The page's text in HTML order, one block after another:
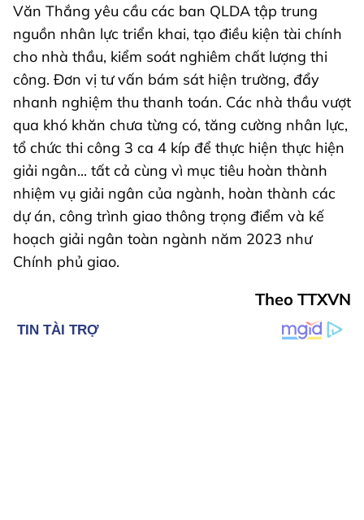
Văn Thắng yêu cầu các ban QLDA tập trung
nguồn nhân lực triển khai, tạo điều kiện tài chính
cho nhà thầu, kiểm soát nghiêm chất lượng thi
công. Đơn vị tư vấn bám sát hiện trường, đẩy
nhanh nghiệm thu thanh toán. Các nhà thầu vượt
qua khó khăn chưa từng có, tăng cường nhân lực,
tổ chức thi công 3 ca 4 kíp để thực hiện thực hiện
giải ngân... tất cả cùng vì mục tiêu hoàn thành
nhiệm vụ giải ngân của ngành, hoàn thành các
dự án, công trình giao thông trọng điểm và kế
hoạch giải ngân toàn ngành năm 2023 như
Chính phủ giao.
Theo TTXVN